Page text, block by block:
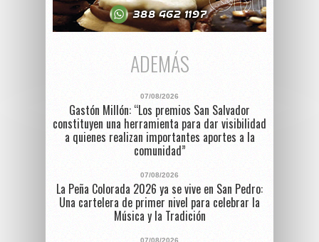
ADEMÁS
07/08/2026
Gastón Millón: “Los premios San Salvador
constituyen una herramienta para dar visibilidad
a quienes realizan importantes aportes a la
comunidad”
07/08/2026
La Peña Colorada 2026 ya se vive en San Pedro:
Una cartelera de primer nivel para celebrar la
Música y la Tradición